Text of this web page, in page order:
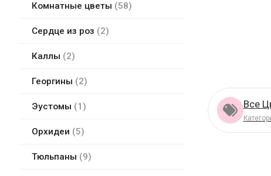
Комнатные цветы 58
Сердце из роз 2
Каллы 2
Георгины 2
Эустомы 1
Орхидеи 5
Тюльпаны 9
Все